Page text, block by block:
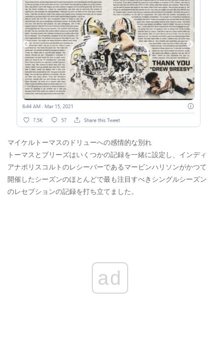
マイケルトーマスのドリューへの感情的な別れ
トーマスとブリーズはいくつかの記録を一緒に設定し、インディ
アナポリスコルトのレシーバーであるマービンハリソンがかつて
開催したシーズンのほとんどで最も注目すべきシングルシーズン
のレセプションの記録を打ち立てました。
ad